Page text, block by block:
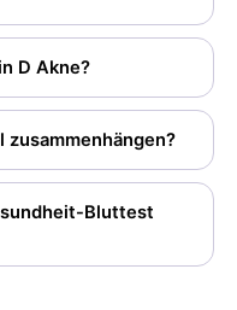
D Akne?
zusammenhängen?
Bluttest